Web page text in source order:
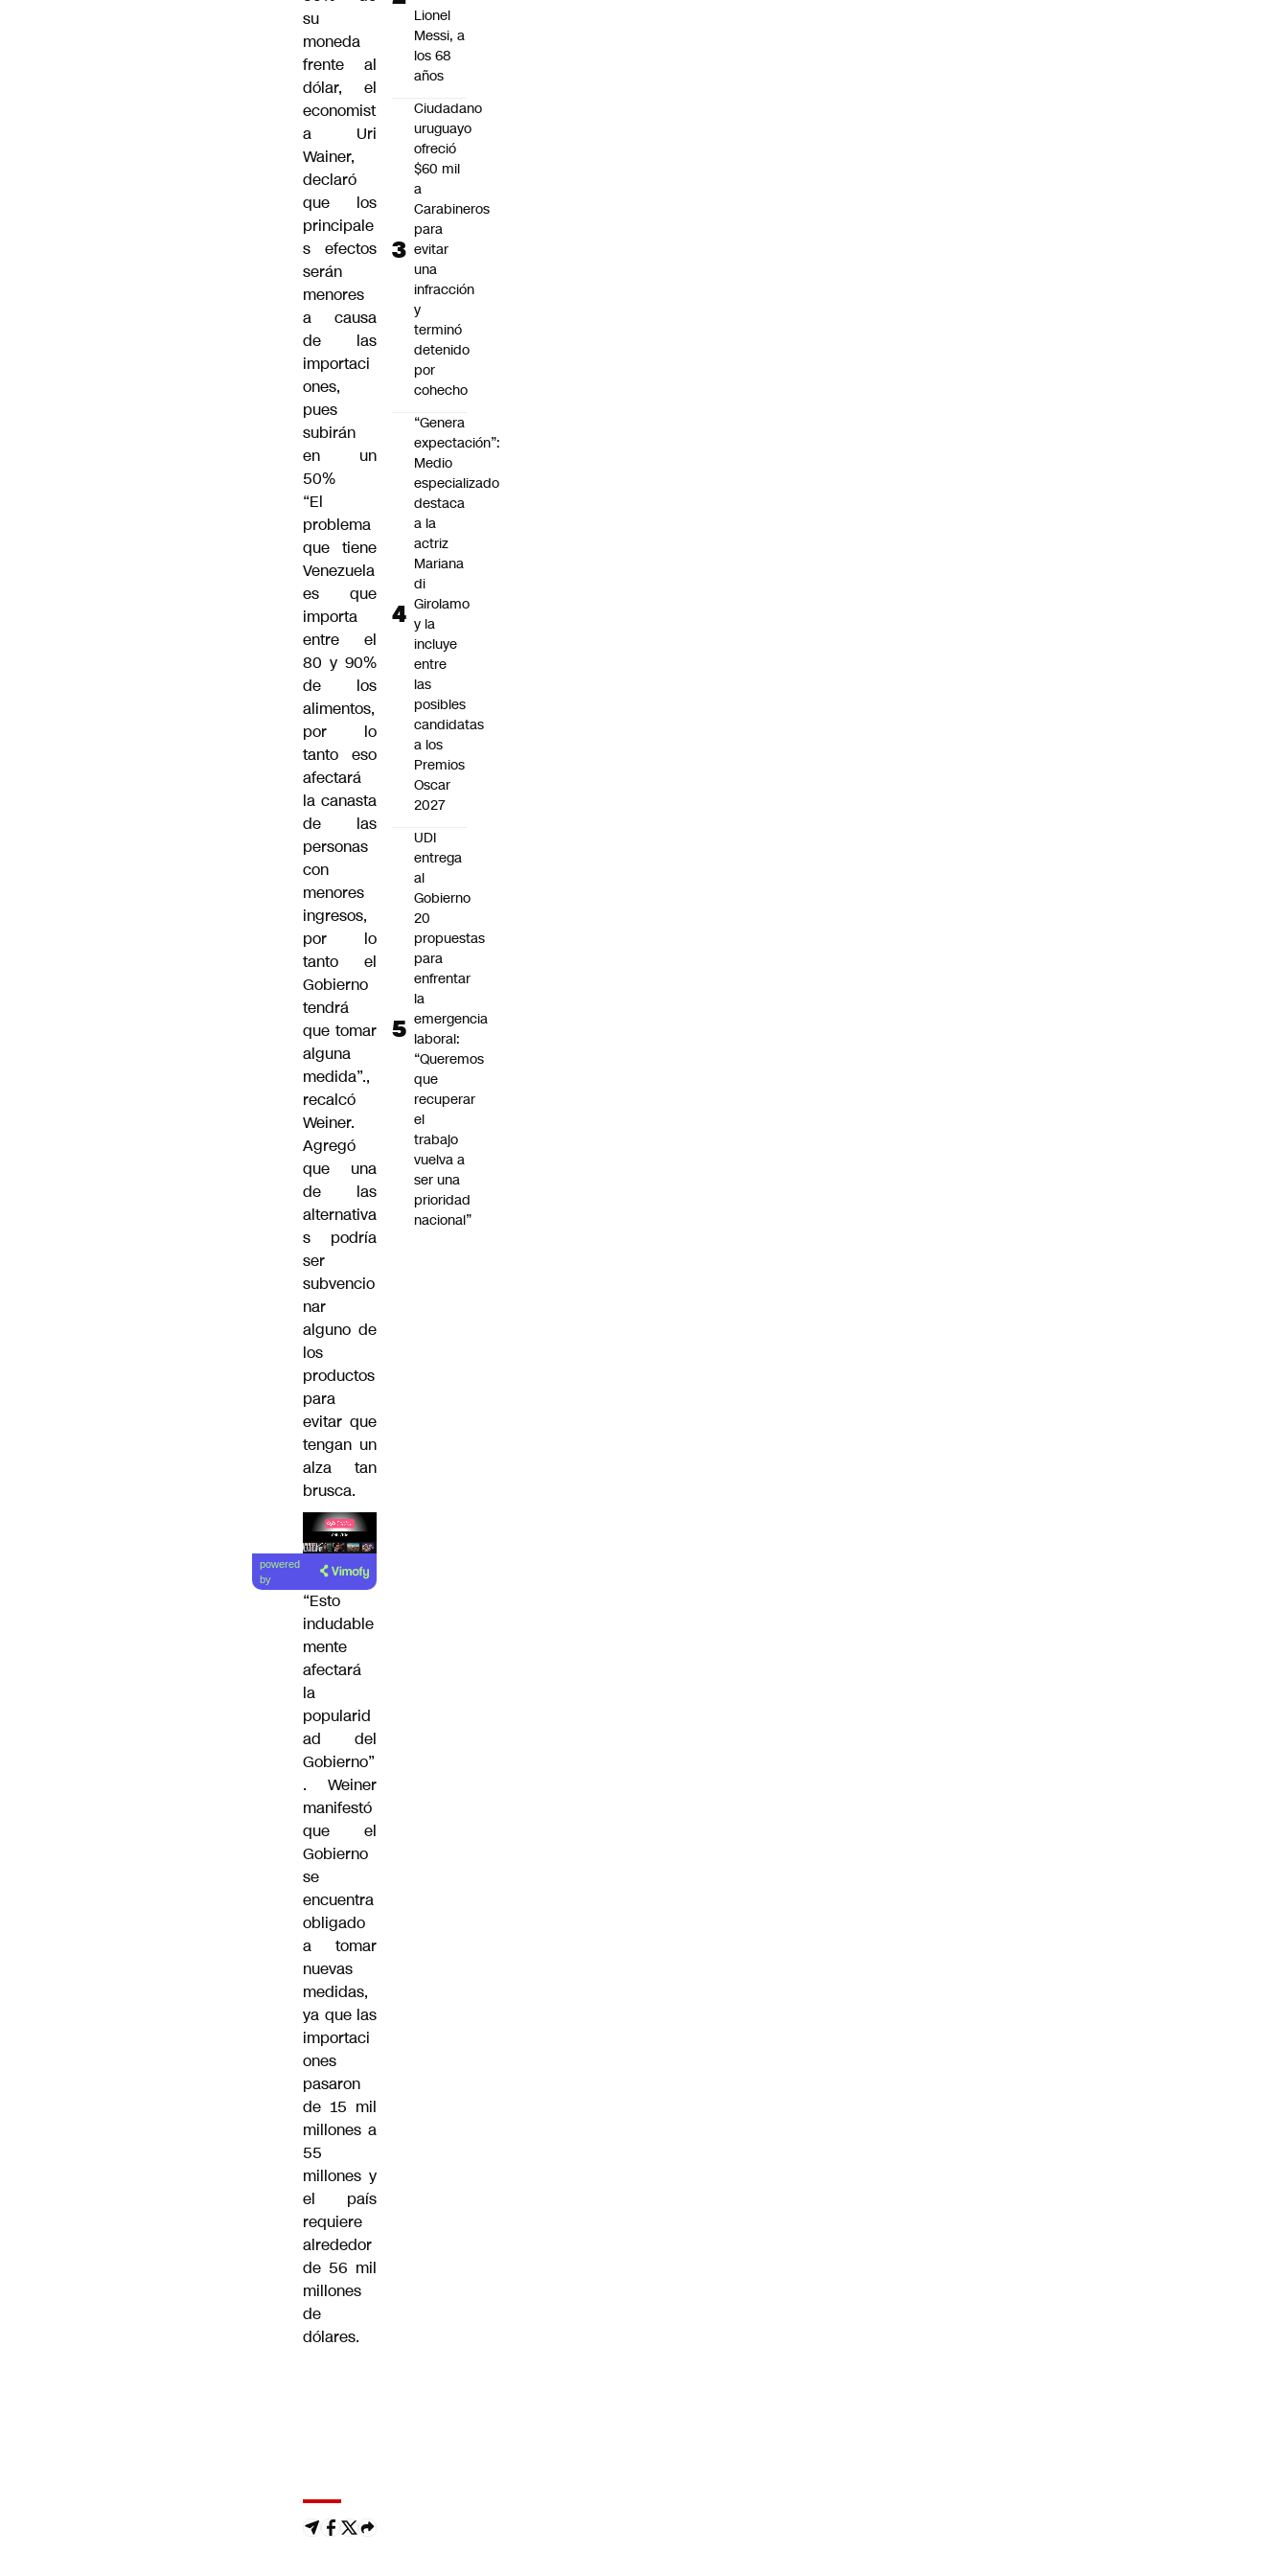
su
moneda
frente al
dólar, el
economist
a Uri
Wainer,
declaró
que los
principale
s efectos
serán
menores
a causa
de las
importaci
ones,
pues
subirán
en un
50%
“El
problema
que tiene
Venezuela
es que
importa
entre el
80 y 90%
de los
alimentos,
por lo
tanto eso
afectará
la canasta
de las
personas
con
menores
ingresos,
por lo
tanto el
Gobierno
tendrá
que tomar
alguna
medida”.,
recalcó
Weiner.
Agregó
que una
de las
alternativa
s podría
ser
subvencio
nar
alguno de
los
productos
para
evitar que
tengan un
alza tan
brusca.
Lea el
artículo
powered
by
“Esto
indudable
mente
afectará
la
popularid
ad del
Gobierno”
. Weiner
manifestó
que el
Gobierno
se
encuentra
obligado
a tomar
nuevas
medidas,
ya que las
importaci
ones
pasaron
de 15 mil
millones a
55
millones y
el país
requiere
alrededor
de 56 mil
millones
de
dólares.
Lionel
Messi, a
los 68
años
Ciudadano
uruguayo
ofreció
$60 mil
a
Carabineros
para
evitar
una
infracción
y
terminó
detenido
por
cohecho
“Genera
expectación”:
Medio
especializado
destaca
a la
actriz
Mariana
di
Girolamo
y la
incluye
entre
las
posibles
candidatas
a los
Premios
Oscar
2027
UDI
entrega
al
Gobierno
20
propuestas
para
enfrentar
la
emergencia
laboral:
“Queremos
que
recuperar
el
trabajo
vuelva a
ser una
prioridad
nacional”